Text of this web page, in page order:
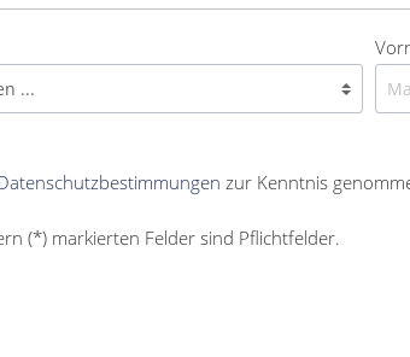
zur Kenntnis
(*) markierten Felder sind Pflichtfelder.